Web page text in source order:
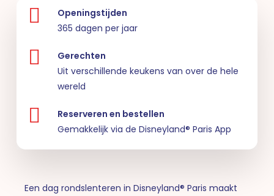
Openingstijden
365 dagen per jaar
Gerechten
Uit verschillende keukens van over de hele
wereld
Reserveren en bestellen
Gemakkelijk via de Disneyland® Paris App
Een dag rondslenteren in Disneyland® Paris maakt